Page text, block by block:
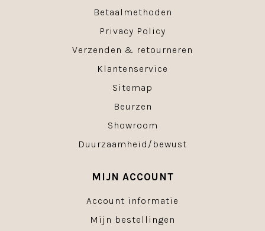
Betaalmethoden
Privacy Policy
Verzenden & retourneren
Klantenservice
Sitemap
Beurzen
Showroom
Duurzaamheid/bewust
MIJN ACCOUNT
Account informatie
Mijn bestellingen